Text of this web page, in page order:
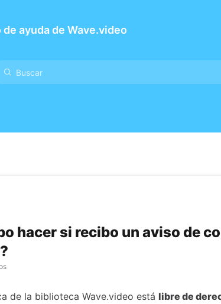
de ayuda de Wave.video
hacer si recibo un aviso de
de la biblioteca Wave.video está libre de